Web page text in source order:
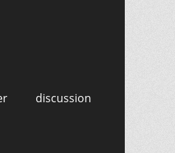
discussion